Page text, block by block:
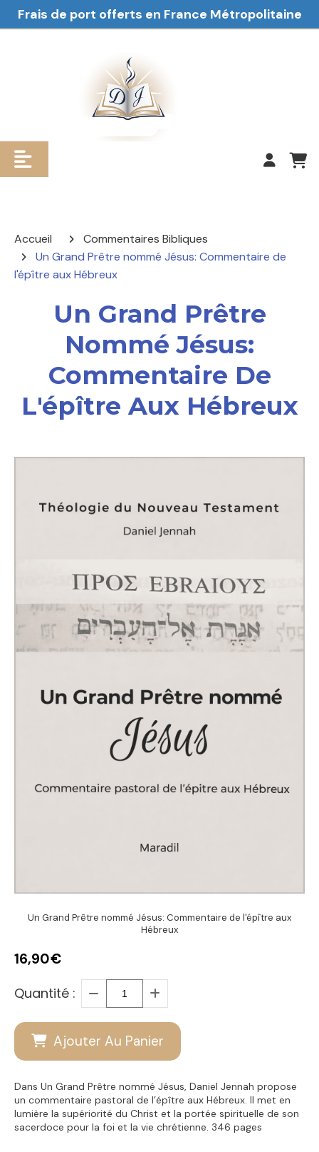
Frais de port offerts en France Métropolitaine
Accueil
Commentaires Bibliques
Un Grand Prêtre nommé Jésus: Commentaire de
l'épître aux Hébreux
Un Grand Prêtre
Nommé Jésus:
Commentaire De
L'épître Aux Hébreux
Un Grand Prêtre nommé Jésus: Commentaire de l'épître aux
Hébreux
16,90€
Quantité :
Ajouter Au Panier
Dans Un Grand Prêtre nommé Jésus, Daniel Jennah propose
un commentaire pastoral de l’épître aux Hébreux. Il met en
lumière la supériorité du Christ et la portée spirituelle de son
sacerdoce pour la foi et la vie chrétienne. 346 pages